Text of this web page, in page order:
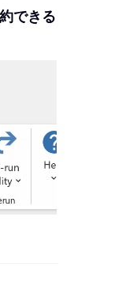
できる